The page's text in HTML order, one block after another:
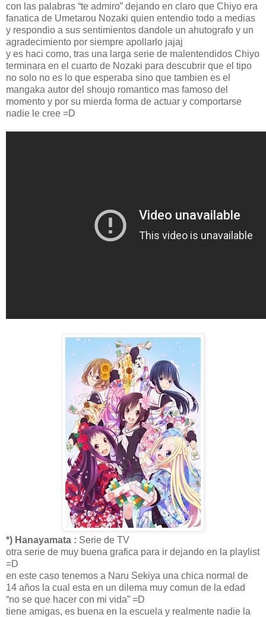
con las palabras “te admiro” dejando en claro que Chiyo era
fanatica de Umetarou Nozaki quien entendio todo a medias
y respondio a sus sentimientos dandole un ahutografo y un
agradecimiento por siempre apollarlo jajaj
y es haci como, tras una larga serie de malentendidos Chiyo
terminara en el cuarto de Nozaki para descubrir que el tipo
no solo no es lo que esperaba sino que tambien es el
mangaka autor del shoujo romantico mas famoso del
momento y por su mierda forma de actuar y comportarse
nadie le cree =D
*) Hanayamata : Serie de TV
otra serie de muy buena grafica para ir dejando en la playlist
=D
en este caso tenemos a Naru Sekiya una chica normal de
14 años la cual esta en un dilema muy comun de la edad
“no se que hacer con mi vida” =D
tiene amigas, es buena en la escuela y realmente nadie la